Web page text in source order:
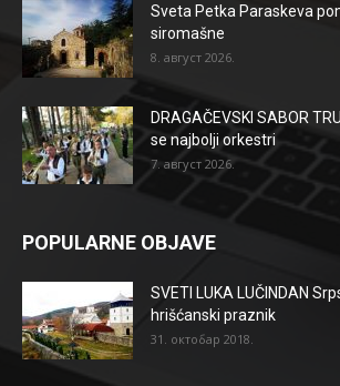
Sveta Petka Paraskeva
siromašne
8. август 2026.
DRAGAČEVSKI SABOR
se najbolji orkestri
7. август 2026.
POPULARNE OBJAVE
SVETI LUKA LUČINDAN
hrišćanski praznik
31. октобар 2018.